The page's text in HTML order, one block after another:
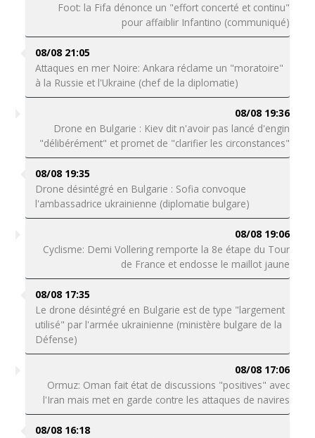
Foot: la Fifa dénonce un "effort concerté et continu"
pour affaiblir Infantino (communiqué)
08/08 21:05
Attaques en mer Noire: Ankara réclame un "moratoire"
à la Russie et l'Ukraine (chef de la diplomatie)
08/08 19:36
Drone en Bulgarie : Kiev dit n'avoir pas lancé d'engin
"délibérément" et promet de "clarifier les circonstances"
08/08 19:35
Drone désintégré en Bulgarie : Sofia convoque
l'ambassadrice ukrainienne (diplomatie bulgare)
08/08 19:06
Cyclisme: Demi Vollering remporte la 8e étape du Tour
de France et endosse le maillot jaune
08/08 17:35
Le drone désintégré en Bulgarie est de type "largement
utilisé" par l'armée ukrainienne (ministère bulgare de la
Défense)
08/08 17:06
Ormuz: Oman fait état de discussions "positives" avec
l'Iran mais met en garde contre les attaques de navires
08/08 16:18